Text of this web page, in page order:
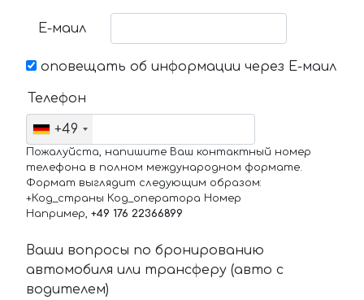
Е-маил
оповещать об информации через Е-маил
Телефон
+49
Пожалуйста, напишите Ваш контактный номер
телефона в полном международном формате.
Формат выглядит следующим образом:
+Код_страны Код_оператора Номер
Например, +49 176 22366899
Ваши вопросы по бронированию
автомобиля или трансферу (авто с
водителем)